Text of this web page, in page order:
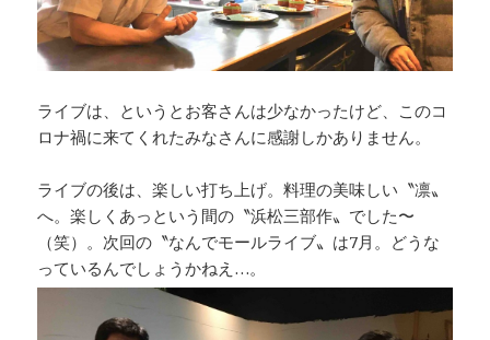
ライブは、というとお客さんは少なかったけど、このコ
ロナ禍に来てくれたみなさんに感謝しかありません。
ライブの後は、楽しい打ち上げ。料理の美味しい〝凛〟
へ。楽しくあっという間の〝浜松三部作〟でした〜
（笑）。次回の〝なんでモールライブ〟は7月。どうな
っているんでしょうかねえ…。